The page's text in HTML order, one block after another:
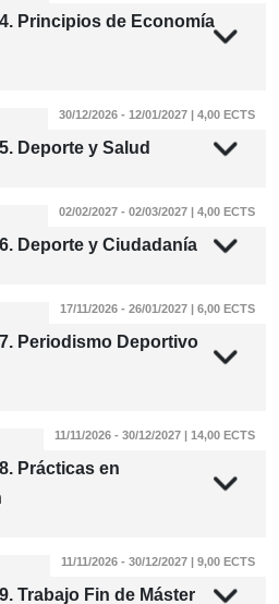
Principios de Economía
Deporte y Salud
30/12/2026 - 12/01/2027 | 4,00 ECTS
Deporte y Ciudadanía
02/02/2027 - 02/03/2027 | 4,00 ECTS
Periodismo Deportivo
17/11/2026 - 26/01/2027 | 6,00 ECTS
Prácticas en
11/11/2026 - 30/12/2027 | 14,00 ECTS
Trabajo Fin de Máster
11/11/2026 - 30/12/2027 | 9,00 ECTS